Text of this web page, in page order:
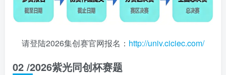
请登陆2026集创赛官网报名： http://univ.ciciec.com/
02 /2026紫光同创杯赛题